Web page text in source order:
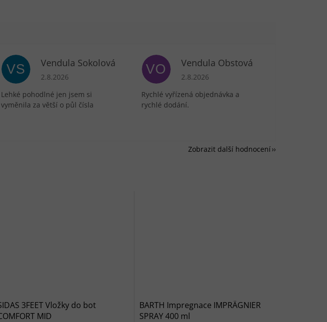
3FEET Vložky do bot
MID
BARTH Impregnace IMPRÄGNIER
SPRAY 400 ml
VS Vendula Sokolová
Hodnocení obchodu je 5 z 5 hvězdiček.
2.8.2026
Lehké pohodlné jen jsem si
vyměnila za větší o půl čísla
VO Vendula Obstová
Hodnocení obchodu je 5 z 5 hvězdiček.
2.8.2026
Rychlé vyřízená objednávka a
rychlé dodání.
Zobrazit další hodnocení